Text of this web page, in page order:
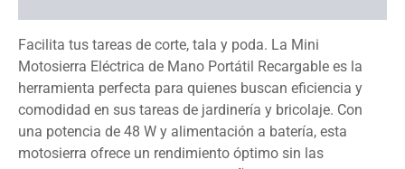
Facilita tus tareas de corte, tala y poda. La Mini
Motosierra Eléctrica de Mano Portátil Recargable es la
herramienta perfecta para quienes buscan eficiencia y
comodidad en sus tareas de jardinería y bricolaje. Con
una potencia de 48 W y alimentación a batería, esta
motosierra ofrece un rendimiento óptimo sin las